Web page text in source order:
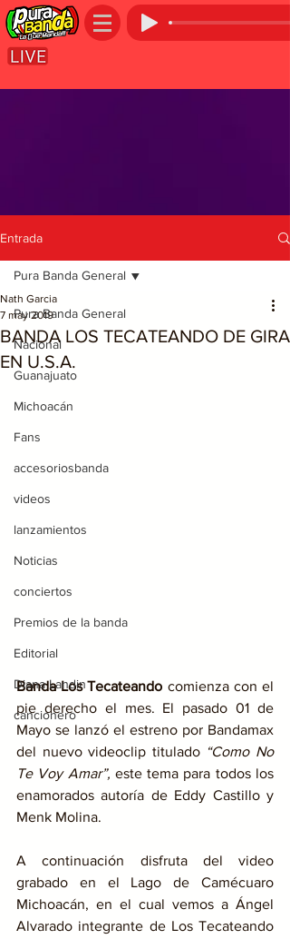
Entrada
Pura Banda General
Nacional
Guanajuato
Michoacán
Fans
accesoriosbanda
videos
lanzamientos
Noticias
conciertos
Premios de la banda
Editorial
Diana Landin
cancionero
Pura Banda General
BANDA LOS TECATEANDO DE GIRA
EN U.S.A.
Nath Garcia
7 may 2019
Banda Los Tecateando comienza con el
pie derecho el mes. El pasado 01 de
Mayo se lanzó el estreno por Bandamax
del nuevo videoclip titulado “Como No
Te Voy Amar”, este tema para todos los
enamorados autoría de Eddy Castillo y
Menk Molina.
A continuación disfruta del video
grabado en el Lago de Camécuaro
Michoacán, en el cual vemos a Ángel
Alvarado integrante de Los Tecateando